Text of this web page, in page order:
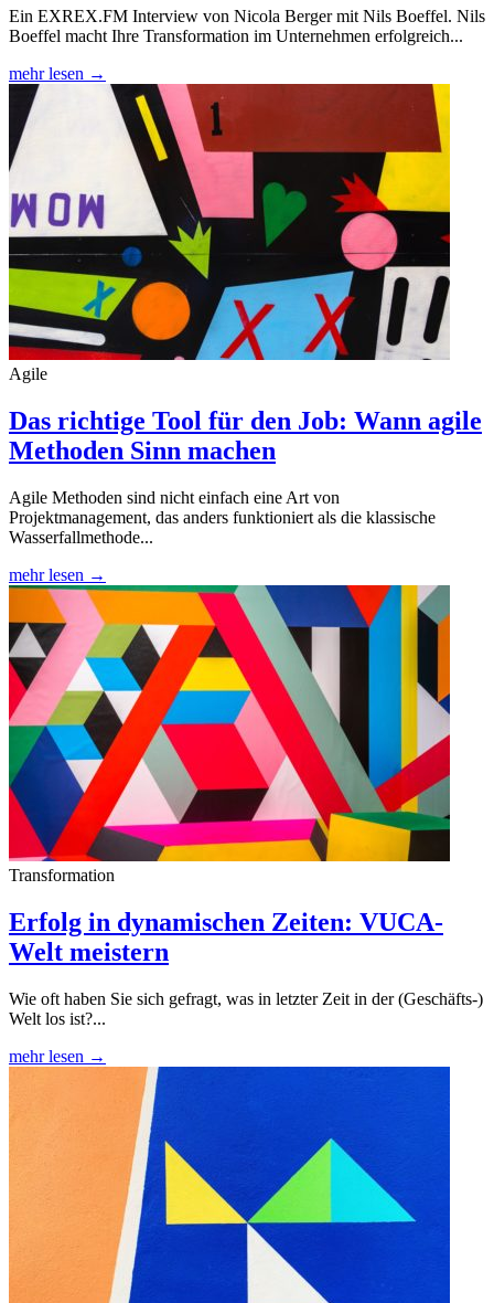
Ein EXREX.FM Interview von Nicola Berger mit Nils Boeffel. Nils
Boeffel macht Ihre Transformation im Unternehmen erfolgreich...
mehr lesen →
Agile
Das richtige Tool für den Job: Wann agile
Methoden Sinn machen
Agile Methoden sind nicht einfach eine Art von
Projektmanagement, das anders funktioniert als die klassische
Wasserfallmethode...
mehr lesen →
Transformation
Erfolg in dynamischen Zeiten: VUCA-
Welt meistern
Wie oft haben Sie sich gefragt, was in letzter Zeit in der (Geschäfts-)
Welt los ist?...
mehr lesen →